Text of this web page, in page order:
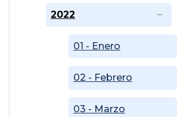
2022
01 - Enero
02 - Febrero
03 - Marzo